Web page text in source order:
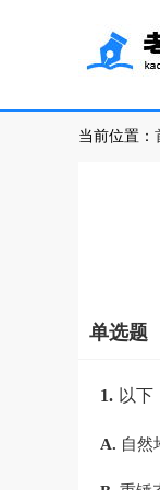
当前位置：
单选题
1. 以
A. 自然